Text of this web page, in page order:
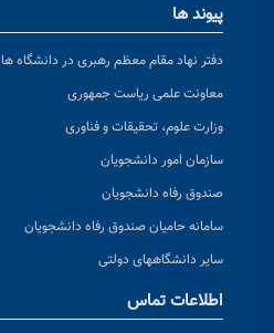
پیوند ها
دفتر نهاد مقام معظم رهبری در دانشگاه ها
معاونت علمی ریاست جمهوری
وزارت علوم، تحقیقات و فناوری
سازمان امور دانشجویان
صندوق رفاه دانشجویان
سامانه حامیان صندوق رفاه دانشجویان
سایر دانشگاههای دولتی
اطلاعات تماس